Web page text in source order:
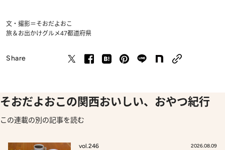
文・撮影＝そおだよおこ
旅＆お出かけグルメ47都道府県
Share
そおだよおこの関西おいしい、おやつ紀行
この連載の別の記事を読む
vol.246 2026.08.09